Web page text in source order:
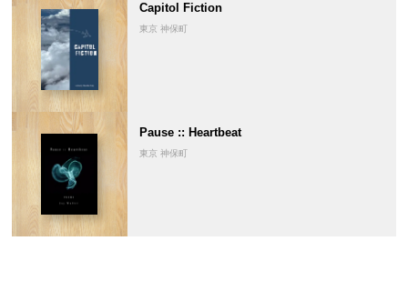
Capitol Fiction
東京 神保町
Pause :: Heartbeat
東京 神保町